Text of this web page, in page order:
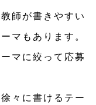
師が書きやすい
マもあります。
マに絞って応募
々に書けるテー